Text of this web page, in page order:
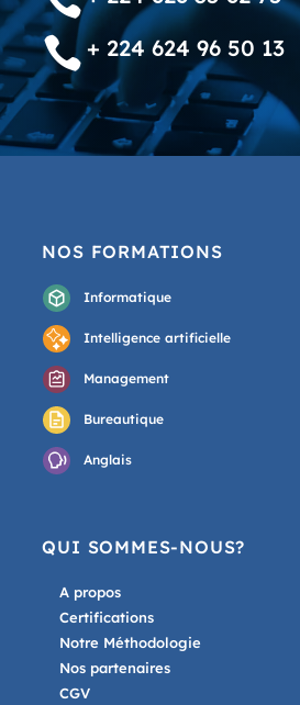
 + 224 624 96 50 13
NOS FORMATIONS
Informatique
Intelligence artificielle
Management
Bureautique
Anglais
QUI SOMMES-NOUS?
A propos
Certifications
Notre Méthodologie
Nos partenaires
CGV